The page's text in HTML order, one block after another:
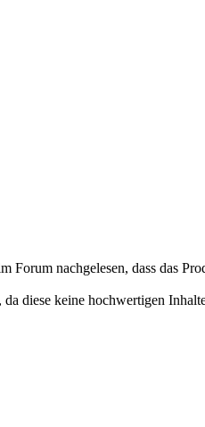
nachgelesen, dass das
diese keine hochwertigen